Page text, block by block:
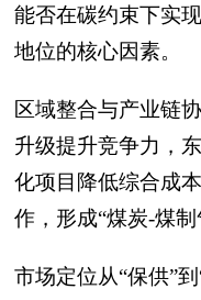
能否在碳约束下实
地位的核心因素。
区域整合与产业链
升级提升竞争力，
化项目降低综合成
作，形成“煤炭-煤制
市场定位从“保供”